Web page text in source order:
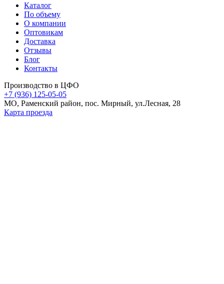
Каталог
По объему
О компании
Оптовикам
Доставка
Отзывы
Блог
Контакты
Производство в ЦФО
+7 (936) 125-05-05
МО, Раменский район, пос. Мирный, ул.Лесная, 28
Карта проезда